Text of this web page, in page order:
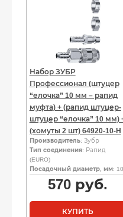
Набор ЗУБР
Профессионал (штуцер
“елочка” 10 мм – рапид
муфта) + (рапид штуцер-
штуцер “елочка” 10 мм)
(хомуты 2 шт) 64920-10-H
Производитель: Зубр
Тип соединения: Рапид
(EURO)
Посадочный диаметр, мм: 10
570 руб.
КУПИТЬ